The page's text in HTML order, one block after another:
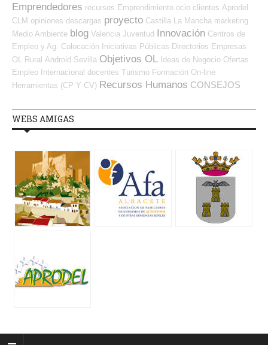
Emprendedores recursos Emprendimiento ocio clientes Aprodel
CLM opiniones descargas proyecto Castilla La Mancha marketing
Medio Ambiente blog Valencia Juventud Innovación Centros de
Empleo y Ag. Colocación
Iniciativas Públicas Directorios Empresas
OL
Rural Android Sevilla Objetivos OL Ideas de Negocio Ofertas
Empleo Internacional docentes Turismo Formación On-line
Herramientas (CP Y CV) Recursos Humanos CONSEJOS
WEBS AMIGAS